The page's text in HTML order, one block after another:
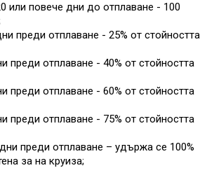
или повече дни до отплаване - 100
преди отплаване - 25% от стойността
преди отплаване - 40% от стойността
преди отплаване - 60% от стойността
преди отплаване - 75% от стойността
преди отплаване – удържа се 100%
за на круиза;